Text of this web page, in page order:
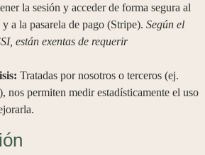
la sesión y acceder de forma segura al
a la pasarela de pago (Stripe). Según el
están exentas de requerir
Tratadas por nosotros o terceros (ej.
nos permiten medir estadísticamente el uso